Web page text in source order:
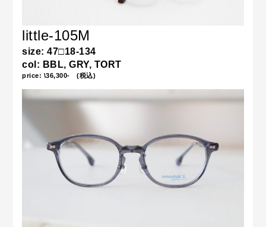
little-105M
size: 47□18-134
col: BBL, GRY, TORT
price: \36,300- (税込)